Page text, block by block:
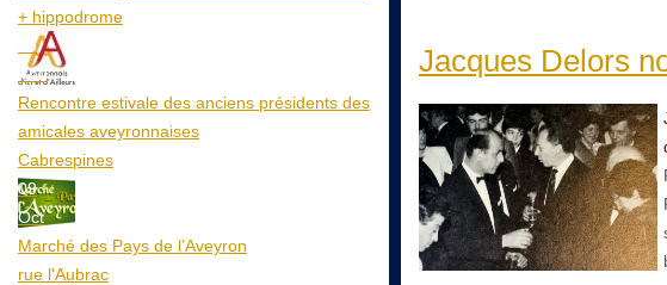
+ hippodrome
25
Aoû
Rencontre estivale des anciens présidents des
amicales aveyronnaises
Cabrespines
09
Oct
Marché des Pays de l’Aveyron
rue l'Aubrac
Jacques Delors